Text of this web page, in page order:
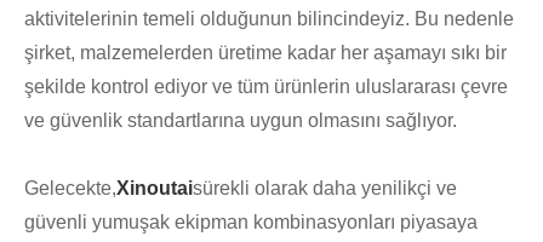
aktivitelerinin temeli olduğunun bilincindeyiz. Bu nedenle
şirket, malzemelerden üretime kadar her aşamayı sıkı bir
şekilde kontrol ediyor ve tüm ürünlerin uluslararası çevre
ve güvenlik standartlarına uygun olmasını sağlıyor.
Gelecekte,Xinoutaisürekli olarak daha yenilikçi ve
güvenli yumuşak ekipman kombinasyonları piyasaya